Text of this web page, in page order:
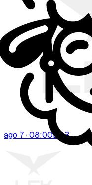
ago 7 · 08:00BO3